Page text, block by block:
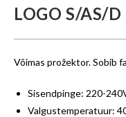
LOGO S/AS/D
Võimas prožektor. Sobib
Sisendpinge: 220-
Valgustemperatuur: